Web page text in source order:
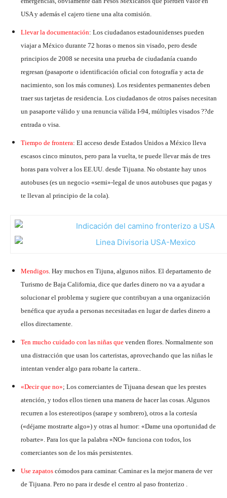
USA y además el cajero tiene una alta comisión.
Llevar la documentación: Los ciudadanos estadounidenses pueden
viajar a México durante 72 horas o menos sin visado, pero desde
principios de 2008 se necesita una prueba de ciudadanía cuando
regresan (pasaporte o identificación oficial con fotografía y acta de
nacimiento, son los más comunes). Los residentes permanentes deben
traer sus tarjetas de residencia. Los ciudadanos de otros países necesitan
un pasaporte válido y una renuncia válida I-94, múltiples visados ??de
entrada o visa.
Tiempo de frontera: El acceso desde Estados Unidos a México lleva
escasos cinco minutos, pero para la vuelta, te puede llevar más de tres
horas para volver a los EE.UU. desde Tijuana. No obstante hay unos
autobuses (es un negocio «semi»-legal de unos autobuses que pagas y
te llevan al principio de la cola).
Mendigos . Hay muchos en Tijuna, algunos niños. El departamento de
Turismo de Baja California, dice que darles dinero no va a ayudar a
solucionar el problema y sugiere que contribuyan a una organización
benéfica que ayuda a personas necesitadas en lugar de darles dinero a
ellos directamente.
Ten mucho cuidado con las niñas que venden flores. Normalmente son
una distracción que usan los carteristas, aprovechando que las niñas le
intentan vender algo para robarte la cartera..
«Decir que no»; Los comerciantes de Tijuana desean que les prestes
atención, y todos ellos tienen una manera de hacer las cosas. Algunos
recurren a los estereotipos (sarape y sombrero), otros a la cortesía
(«déjame mostrarte algo») y otras al humor: «Dame una oportunidad de
robarte». Para los que la palabra «NO» funciona con todos, los
comerciantes son de los más persistentes.
Use zapatos cómodos para caminar. Caminar es la mejor manera de ver
de Tijuana. Pero no para ir desde el centro al paso fronterizo .